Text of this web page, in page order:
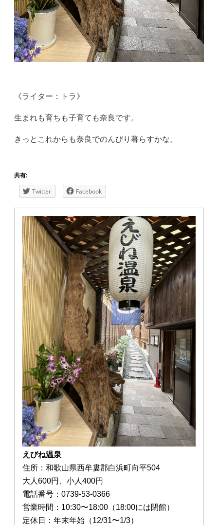
《ライター：トラ》
生まれも育ちも子育ても奈良です。
きっとこれからも奈良でのんびり暮らすかな。
共有:
Twitter Facebook
えびね温泉
住所：和歌山県西牟婁郡白浜町向平504
大人600円、小人400円
電話番号：0739-53-0366
営業時間：10:30〜18:00（18:00には閉館）
定休日：年末年始（12/31〜1/3）